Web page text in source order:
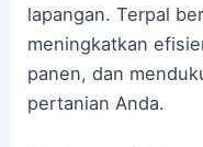
lapangan. Terpal
meningkatkan
panen, dan
pertanian Anda.